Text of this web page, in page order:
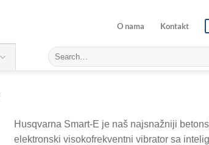
O nama Kontakt
Husqvarna Smart-E je naš najsnažniji
elektronski visokofrekventni vibrator sa